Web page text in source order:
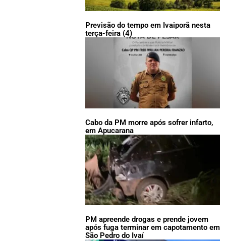
Previsão do tempo em Ivaiporã nesta
terça-feira (4)
Cabo da PM morre após sofrer infarto,
em Apucarana
PM apreende drogas e prende jovem
após fuga terminar em capotamento em
São Pedro do Ivaí